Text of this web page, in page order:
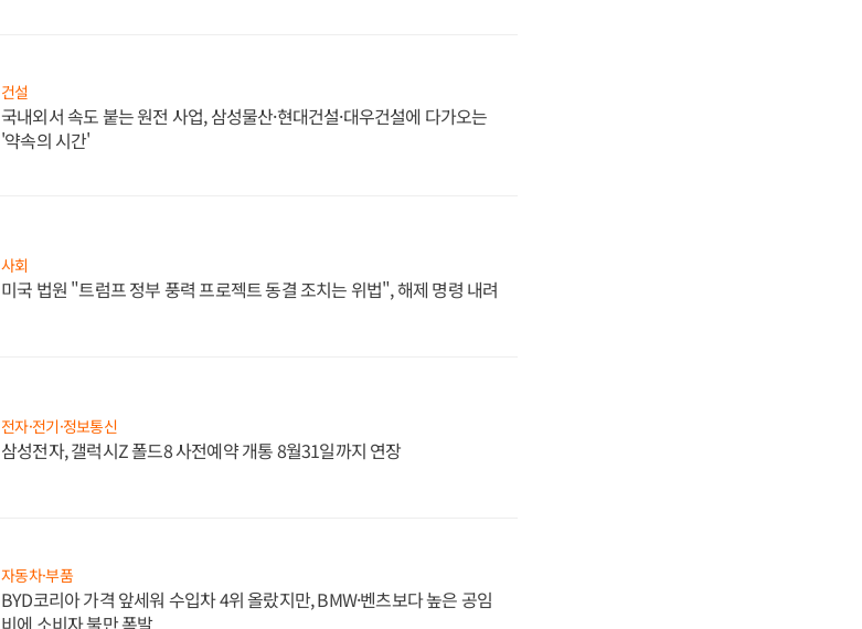
건설
국내외서 속도 붙는 원전 사업, 삼성물산·현대건설·대우건설에 다가오는
'약속의 시간'
사회
미국 법원 "트럼프 정부 풍력 프로젝트 동결 조치는 위법", 해제 명령 내려
전자·전기·정보통신
삼성전자, 갤럭시Z 폴드8 사전예약 개통 8월31일까지 연장
자동차·부품
BYD코리아 가격 앞세워 수입차 4위 올랐지만, BMW·벤츠보다 높은 공임
비에 소비자 불만 폭발